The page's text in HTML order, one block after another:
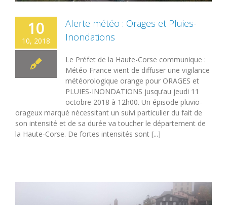
10
10, 2018
Alerte météo : Orages et Pluies-
Inondations
Le Préfet de la Haute-Corse communique :
Météo France vient de diffuser une vigilance
météorologique orange pour ORAGES et
PLUIES-INONDATIONS jusqu’au jeudi 11
octobre 2018 à 12h00. Un épisode pluvio-
orageux marqué nécessitant un suivi particulier du fait de
son intensité et de sa durée va toucher le département de
la Haute-Corse. De fortes intensités sont [...]